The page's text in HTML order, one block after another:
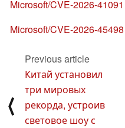
Microsoft/CVE-2026-41091
Microsoft/CVE-2026-45498
⟨
Previous article
Китай установил
три мировых
рекорда, устроив
световое шоу с